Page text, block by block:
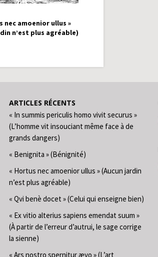
nec amoenior ullus »
n’est plus agréable)
ARTICLES RÉCENTS
« In summis periculis homo vivit securus »
(L’homme vit insouciant même face à de
grands dangers)
« Benignita » (Bénignité)
« Hortus nec amoenior ullus » (Aucun jardin
n’est plus agréable)
« Qvi benè docet » (Celui qui enseigne bien)
« Ex vitio alterius sapiens emendat suum »
(À partir de l’erreur d’autrui, le sage corrige
la sienne)
« Ars nostro spernitur ævo » (L’art